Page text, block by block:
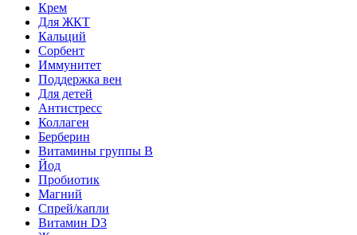
Крем
Для ЖКТ
Кальций
Сорбент
Иммунитет
Поддержка вен
Для детей
Антистресс
Коллаген
Берберин
Витамины группы B
Йод
Пробиотик
Магний
Спрей/капли
Витамин D3